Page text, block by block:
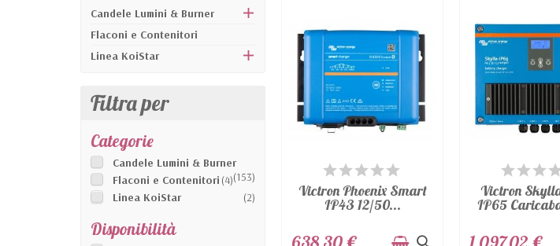
Candele Lumini & Burner
Flaconi e Contenitori
Linea KoiStar
Filtra per
Categorie
Candele Lumini & Burner
(153)
Flaconi e Contenitori (4)
Linea KoiStar
(2)
Disponibilità
DISPONIBILE
Victron Phoenix Smart
IP43 12/50...
Victron
IP65